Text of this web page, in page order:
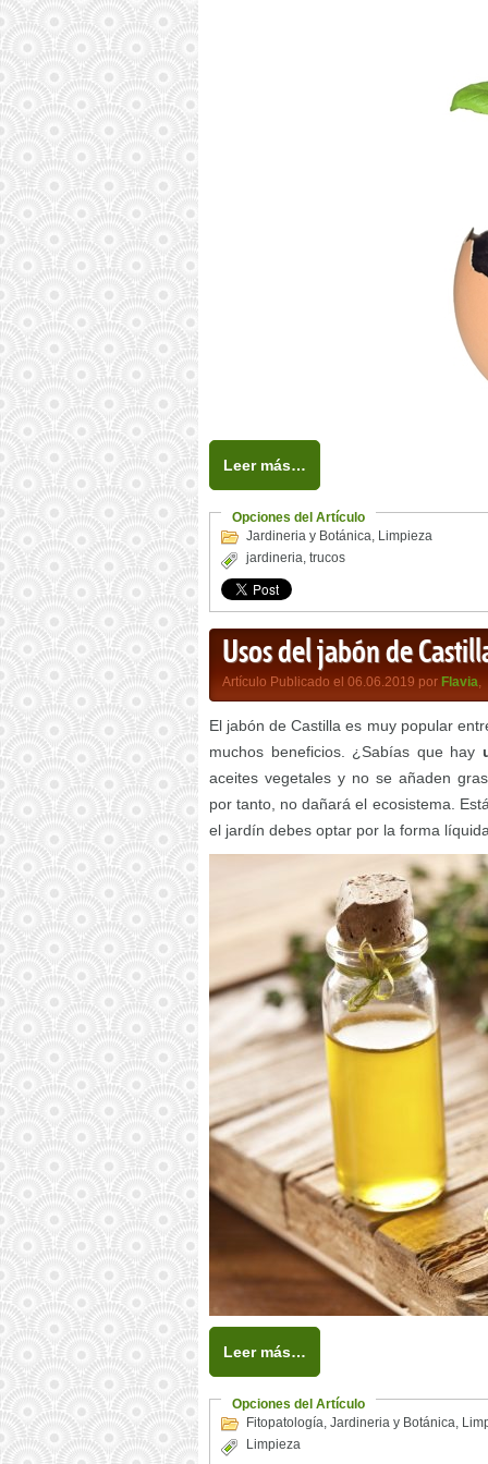
Leer más…
Opciones del Artículo
Jardineria y Botánica, Limpieza
jardineria, trucos
Usos del jabón de
Artículo Publicado el 06.06.2019 por Flavia,
El jabón de Castilla es muy popular
muchos beneficios. ¿Sabías que hay
aceites vegetales y no se añaden
por tanto, no dañará el ecosistema.
el jardín debes optar por la forma
Leer más…
Opciones del Artículo
Fitopatología, Jardineria y Botánica,
Limpieza